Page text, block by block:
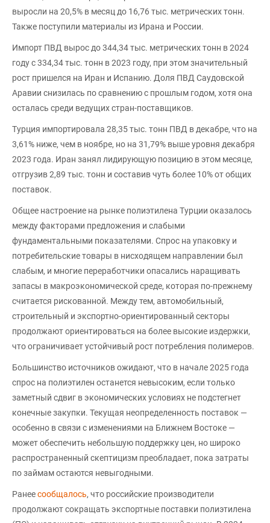
выросли на 20,5% в месяц до 16,76 тыс. метрических тонн.
Также поступили материалы из Ирана и России.
Импорт ПВД вырос до 344,34 тыс. метрических тонн в 2024
году с 334,34 тыс. тонн в 2023 году, при этом значительный
рост пришелся на Иран и Испанию. Доля ПВД Саудовской
Аравии снизилась по сравнению с прошлым годом, хотя она
осталась среди ведущих стран-поставщиков.
Турция импортировала 28,35 тыс. тонн ПВД в декабре, что на
3,61% ниже, чем в ноябре, но на 31,79% выше уровня декабря
2023 года. Иран занял лидирующую позицию в этом месяце,
отгрузив 2,89 тыс. тонн и составив чуть более 10% от общих
поставок.
Общее настроение на рынке полиэтилена Турции оказалось
между факторами предложения и слабыми
фундаментальными показателями. Спрос на упаковку и
потребительские товары в нисходящем направлении был
слабым, и многие переработчики опасались наращивать
запасы в макроэкономической среде, которая по-прежнему
считается рискованной. Между тем, автомобильный,
строительный и экспортно-ориентированный секторы
продолжают ориентироваться на более высокие издержки,
что ограничивает устойчивый рост потребления полимеров.
Большинство источников ожидают, что в начале 2025 года
спрос на полиэтилен останется невысоким, если только
заметный сдвиг в экономических условиях не подстегнет
конечные закупки. Текущая неопределенность поставок —
особенно в связи с изменениями на Ближнем Востоке —
может обеспечить небольшую поддержку цен, но широко
распространенный скептицизм преобладает, пока затраты
по займам остаются невыгодными.
Ранеесообщалось, что российские производители
продолжают сокращать экспортные поставки полиэтилена